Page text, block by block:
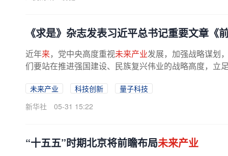
《求是》杂志发表习近平总书记重要文章《
近年来，党中央高度重视未来产业发展，加强战略谋划
们要站在推进强国建设、民族复兴伟业的战略高度，立
未来产业 科技创新
量子科技
新华社
05-31 15:22
“十五五”时期北京将前瞻布局未来产业